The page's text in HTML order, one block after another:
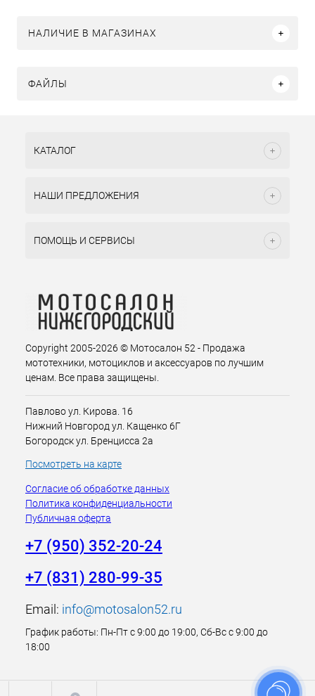
НАЛИЧИЕ В МАГАЗИНАХ
ФАЙЛЫ
КАТАЛОГ
НАШИ ПРЕДЛОЖЕНИЯ
ПОМОЩЬ И СЕРВИСЫ
Copyright 2005-2026 © Мотосалон 52 - Продажа
мототехники, мотоциклов и аксессуаров по лучшим
ценам. Все права защищены.
Павлово ул. Кирова. 16
Нижний Новгород ул. Кащенко 6Г
Богородск ул. Бренцисса 2а
Посмотреть на карте
Согласие об обработке данных
Политика конфиденциальности
Публичная оферта
+7 (950) 352-20-24
+7 (831) 280-99-35
Email: info@motosalon52.ru
График работы: Пн-Пт с 9:00 до 19:00, Сб-Вс с 9:00 до
18:00